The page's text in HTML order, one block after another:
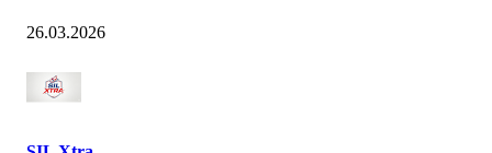
26.03.2026